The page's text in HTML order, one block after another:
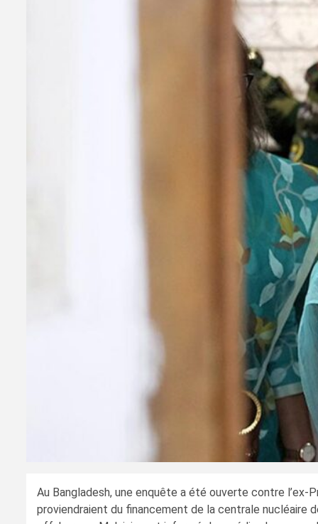
Au Bangladesh, une enquête a été ouverte contre l’ex-
proviendraient du financement de la centrale nucléaire